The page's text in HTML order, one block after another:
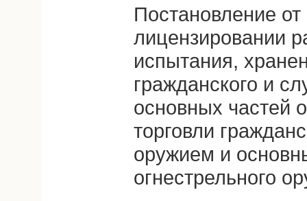
Постановление
лицензировании
испытания,
гражданского и
основных частей
торговли
оружием и
огнестрельного